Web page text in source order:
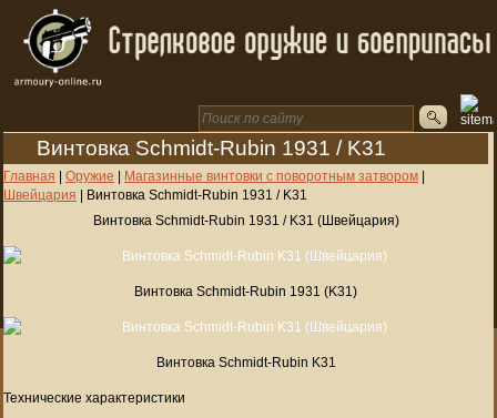
Винтовка Schmidt-Rubin 1931 / K31
Главная | Оружие | Магазинные винтовки с поворотным затвором |
Швейцария | Винтовка Schmidt-Rubin 1931 / K31
Винтовка Schmidt-Rubin 1931 / K31 (Швейцария)
Винтовка Schmidt-Rubin 1931 (K31)
Винтовка Schmidt-Rubin K31
Технические характеристики